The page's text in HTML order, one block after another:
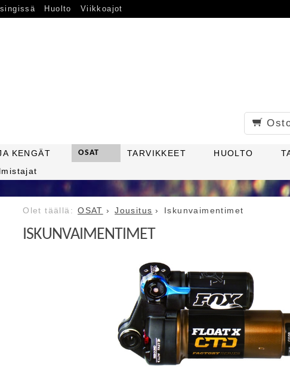
Huolto Viikkoajot
KENGÄT OSAT TARVIKKEET HUOLTO
OSAT Jousitus Iskunvaimentimet
ISKUNVAIMENTIMET